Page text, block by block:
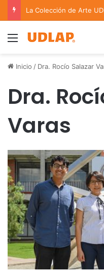
Menu
Inicio / Dra. Rocío Salazar
Dra.
Varas